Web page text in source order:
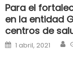
त
क
स
लग
Para el
en la entidad
centros de
Posted on
1 abril, 2021